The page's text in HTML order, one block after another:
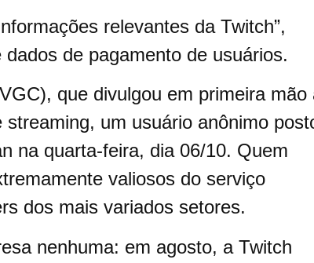
relevantes da Twitch”,
de pagamento de usuários.
que divulgou em primeira mão
um usuário anônimo
na quarta-feira, dia 06/10. Quem
valiosos do serviço
dos mais variados setores.
nenhuma: em agosto, a Twitch